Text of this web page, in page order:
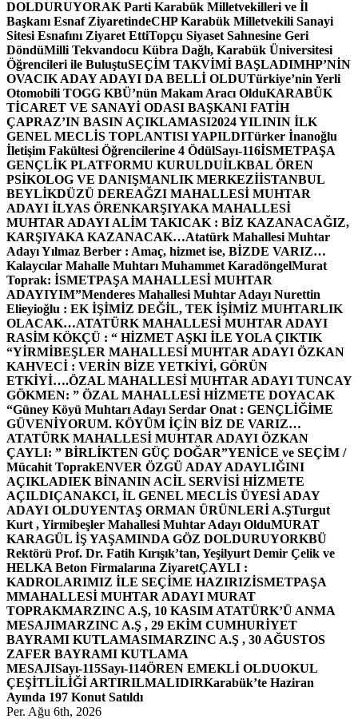
DOLDURUYORAK Parti Karabük Milletvekilleri ve İl
Başkanı Esnaf ZiyaretindeCHP Karabük Milletvekili Sanayi
Sitesi Esnafını Ziyaret EttiTopçu Siyaset Sahnesine Geri
DöndüMilli Tekvandocu Kübra Dağlı, Karabük Üniversitesi
Öğrencileri ile BuluştuSEÇİM TAKVİMİ BAŞLADIMHP’NİN
OVACIK ADAY ADAYI DA BELLİ OLDUTürkiye’nin Yerli
Otomobili TOGG KBÜ’nün Makam Aracı OlduKARABÜK
TİCARET VE SANAYİ ODASI BAŞKANI FATİH
ÇAPRAZ’IN BASIN AÇIKLAMASI2024 YILININ İLK
GENEL MECLİS TOPLANTISI YAPILDITürker İnanoğlu
İletişim Fakültesi Öğrencilerine 4 ÖdülSayı-116İSMETPAŞA
GENÇLİK PLATFORMU KURULDUİLKBAL ÖREN
PSİKOLOG VE DANIŞMANLIK MERKEZİİSTANBUL
BEYLİKDÜZÜ DEREAĞZI MAHALLESİ MUHTAR
ADAYI İLYAS ÖRENKARŞIYAKA MAHALLESİ
MUHTAR ADAYI ALİM TAKICAK : BİZ KAZANACAĞIZ,
KARŞIYAKA KAZANACAK…Atatürk Mahallesi Muhtar
Adayı Yılmaz Berber : Amaç, hizmet ise, BİZDE VARIZ…
Kalaycılar Mahalle Muhtarı Muhammet KaradöngelMurat
Toprak: İSMETPAŞA MAHALLESİ MUHTAR
ADAYIYIM”Menderes Mahallesi Muhtar Adayı Nurettin
Elieyioğlu : EK İŞİMİZ DEĞİL, TEK İŞİMİZ MUHTARLIK
OLACAK…ATATÜRK MAHALLESİ MUHTAR ADAYI
RASİM KÖKÇÜ : “ HİZMET AŞKI İLE YOLA ÇIKTIK
“YİRMİBEŞLER MAHALLESİ MUHTAR ADAYI ÖZKAN
KAHVECİ : VERİN BİZE YETKİYİ, GÖRÜN
ETKİYİ….ÖZAL MAHALLESİ MUHTAR ADAYI TUNCAY
GÖKMEN: ” ÖZAL MAHALLESİ HİZMETE DOYACAK
“Güney Köyü Muhtarı Adayı Serdar Onat : GENÇLİĞİME
GÜVENİYORUM. KÖYÜM İÇİN BİZ DE VARIZ…
ATATÜRK MAHALLESİ MUHTAR ADAYI ÖZKAN
ÇAYLI: ” BİRLİKTEN GÜÇ DOĞAR”YENİCE ve SEÇİM /
Mücahit ToprakENVER ÖZGÜ ADAY ADAYLIĞINI
AÇIKLADIEK BİNANIN ACİL SERVİSİ HİZMETE
AÇILDIÇANAKCI, İL GENEL MECLİS ÜYESİ ADAY
ADAYI OLDUYENTAŞ ORMAN ÜRÜNLERİ A.ŞTurgut
Kurt , Yirmibeşler Mahallesi Muhtar Adayı OlduMURAT
KARAGÜL İŞ YAŞAMINDA GÖZ DOLDURUYORKBÜ
Rektörü Prof. Dr. Fatih Kırışık’tan, Yeşilyurt Demir Çelik ve
HELKA Beton Firmalarına ZiyaretÇAYLI :
KADROLARIMIZ İLE SEÇİME HAZIRIZİSMETPAŞA
MMAHALLESİ MUHTAR ADAYI MURAT
TOPRAKMARZINC A.Ş, 10 KASIM ATATÜRK’Ü ANMA
MESAJIMARZINC A.Ş , 29 EKİM CUMHURİYET
BAYRAMI KUTLAMASIMARZINC A.Ş , 30 AĞUSTOS
ZAFER BAYRAMI KUTLAMA
MESAJISayı-115Sayı-114ÖREN EMEKLİ OLDUOKUL
ÇEŞİTLİLİĞİ ARTIRILMALIDIRKarabük’te Haziran
Ayında 197 Konut Satıldı
Per. Ağu 6th, 2026